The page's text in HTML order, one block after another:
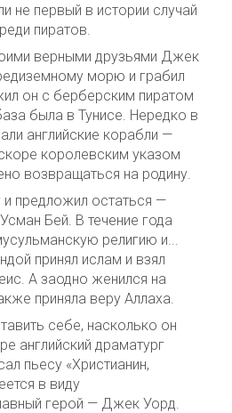
не первый в истории случай
пиратов.
верными друзьями Джек
морю и грабил
он с берберским пиратом
была в Тунисе. Нередко в
английские корабли —
королевским указом
возвращаться на родину.
предложил остаться —
Бей. В течение года
религию и...
принял ислам и взял
А заодно женился на
приняла веру Аллаха.
себе, насколько он
английский драматург
пьесу «Христианин,
в виду
герой — Джек Уорд.